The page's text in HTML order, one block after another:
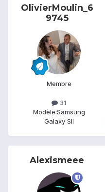
OlivierMoulin_6
9745
Membre
31
Modèle:Samsung
Galaxy SII
Alexismeee